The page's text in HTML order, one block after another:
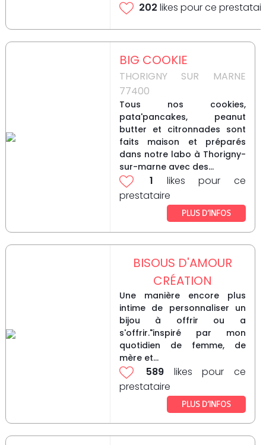
202 likes pour ce
BIG COOKIE
THORIGNY SUR MARNE
77400
Tous nos cookies,
pata'pancakes, peanut
butter et citronnades sont
faits maison et préparés
dans notre labo à Thorigny-
sur-marne avec des...
1 likes pour ce
prestataire
PLUS D’INFOS
BISOUS D'AMOUR
CRÉATION
Une manière encore plus
intime de personnaliser un
bijou à offrir ou a
s'offrir."inspiré par mon
quotidien de femme, de
mère et...
589 likes pour ce
prestataire
PLUS D’INFOS